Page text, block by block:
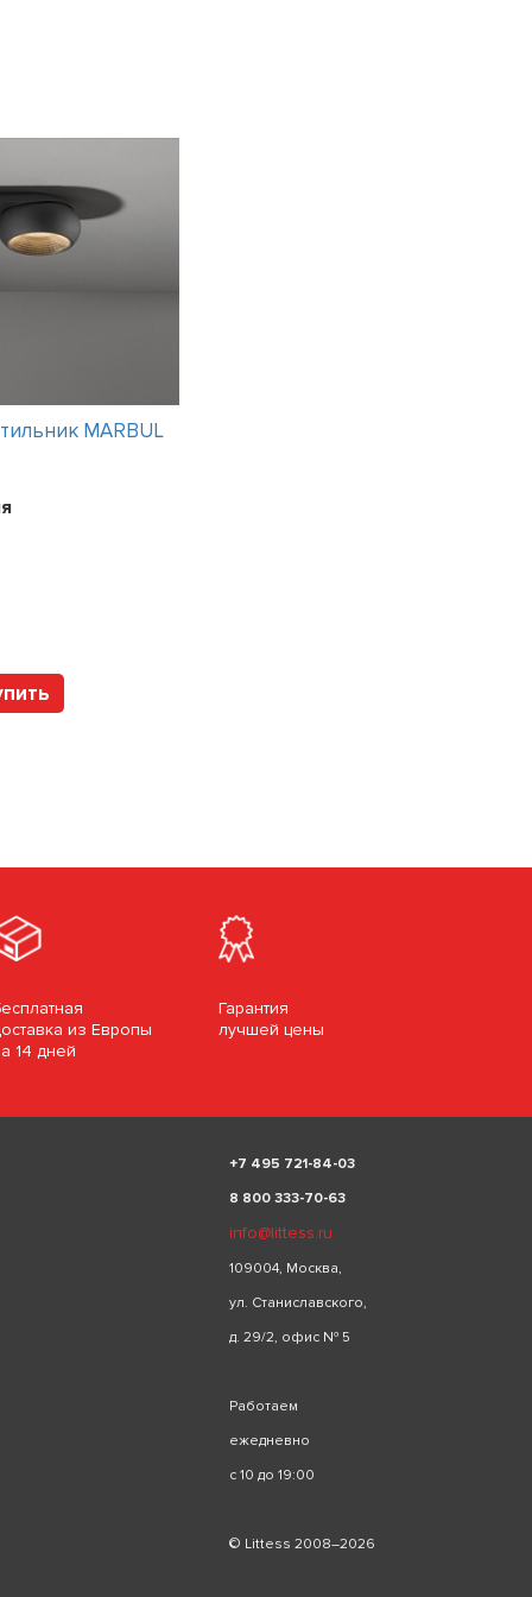
MARBUL
из Европы
14 дней
Гарантия
лучшей цены
+7 495 721-84-03
8 800 333-70-63
info@littess.ru
109004, Москва,
ул. Станиславского,
д. 29/2, офис № 5
Работаем
ежедневно
с 10 до 19:00
© Littess 2008–2026